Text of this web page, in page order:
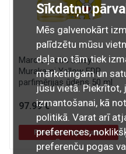
Marc Jacobs Daisy
Murakami Yellow EDP
parfimērijas ūdens 50 ml
97.99 €
Pievienot Iepirkumu
Grozam
Sīkdatņu
Mēs galvenokārt
palīdzētu mūsu
daļa no tām tiek
mārketingam un
jūsu vietā.
izmantošanai, kā
politikā. Varat arī
preferences,
preferenču pogas